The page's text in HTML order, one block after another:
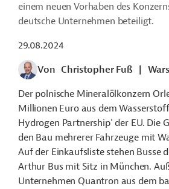
einem neuen Vorhaben des
deutsche Unternehmen beteiligt.
29.08.2024
Von Christopher Fuß
Der polnische Mineralölkonzern
Millionen Euro aus dem
Hydrogen Partnership' der EU. Die
den Bau mehrerer Fahrzeuge mit
Auf der Einkaufsliste stehen Busse
Arthur Bus mit Sitz in München.
Unternehmen Quantron aus dem